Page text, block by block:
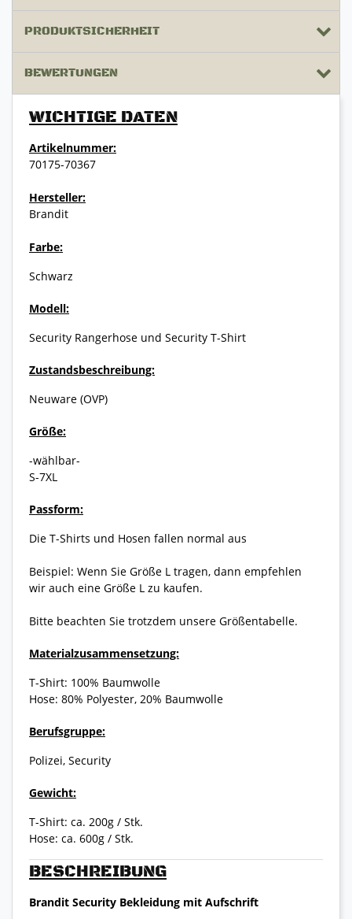
PRODUKTSICHERHEIT
BEWERTUNGEN
BESCHREIBUNG
Brandit Security Bekleidung mit Aufschrift
WICHTIGE DATEN
Artikelnummer:
70175-70367
Hersteller:
Brandit
Farbe:
Schwarz
Modell:
Security Rangerhose und Security T-Shirt
Zustandsbeschreibung:
Neuware (OVP)
Größe:
-wählbar-
S-7XL
Passform:
Die T-Shirts und Hosen fallen normal aus
Beispiel: Wenn Sie Größe L tragen, dann empfehlen
wir auch eine Größe L zu kaufen.
Bitte beachten Sie trotzdem unsere Größentabelle.
Materialzusammensetzung:
T-Shirt: 100% Baumwolle
Hose: 80% Polyester, 20% Baumwolle
Berufsgruppe:
Polizei, Security
Gewicht:
T-Shirt: ca. 200g / Stk.
Hose: ca. 600g / Stk.